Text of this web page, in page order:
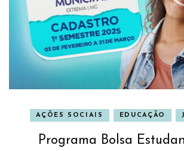
AÇÕES SOCIAIS EDUCAÇÃO
Programa Bolsa